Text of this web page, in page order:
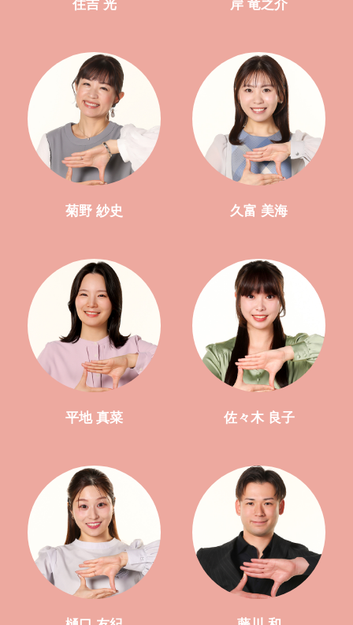
菊野 紗史 久富 美海
平地 真菜 佐々木 良子